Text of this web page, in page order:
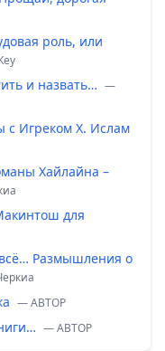
роль, или
и назвать… —
с Игреком Х. Ислам
Хайлайна –
для
Размышления о
— ABTOP
— ABTOP